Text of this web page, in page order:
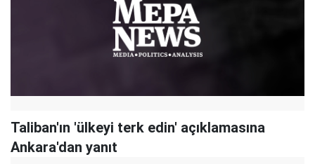
Taliban'ın 'ülkeyi terk edin' açıklamasına
Ankara'dan yanıt